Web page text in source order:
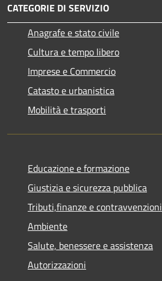
CATEGORIE DI SERVIZIO
Anagrafe e stato civile
Cultura e tempo libero
Imprese e Commercio
Catasto e urbanistica
Mobilità e trasporti
Educazione e formazione
Giustizia e sicurezza pubblica
Tributi,finanze e contravvenzioni
Ambiente
Salute, benessere e assistenza
Autorizzazioni